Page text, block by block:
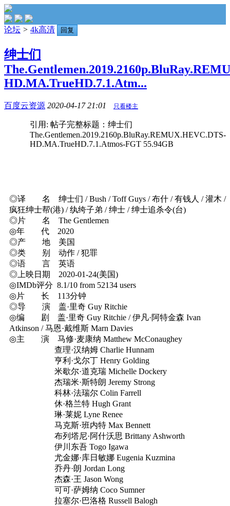
论坛 > 4k高清 回复
绅士们
HD.MA.TrueHD.7.1.Atm...
百度云资源 2020-04-17 21:01 只看楼主
引用: 帖子完整标题：绅士们
The.Gentlemen.2019.2160p.BluRay.REMUX.HEVC.DTS-
HD.MA.TrueHD.7.1.Atmos-FGT 55.94GB
◎译 名 绅士们 / Bush / Toff Guys / 布什 / 有钱人 / 灌木 /
疯狂绅士帮(港) / 纨绔子弟 / 绅士 / 绅士追杀令(台)
◎片 名 The Gentlemen
◎年 代 2020
◎产 地 美国
◎类 别 动作 / 犯罪
◎语 言 英语
◎上映日期 2020-01-24(美国)
◎IMDb评分 8.1/10 from 52134 users
◎片 长 113分钟
◎导 演 盖·里奇 Guy Ritchie
◎编 剧 盖·里奇 Guy Ritchie / 伊凡·阿特金森 Ivan
Atkinson / 马恩·戴维斯 Marn Davies
◎主 演 马修·麦康纳 Matthew McConaughey
查理·汉纳姆 Charlie Hunnam
亨利·戈尔丁 Henry Golding
米歇尔·道克瑞 Michelle Dockery
杰瑞米·斯特朗 Jeremy Strong
科林·法瑞尔 Colin Farrell
休·格兰特 Hugh Grant
琳·莱妮 Lyne Renee
马克斯·班内特 Max Bennett
布列塔尼·阿什沃思 Brittany Ashworth
伊川东吾 Togo Igawa
尤金娜·库日敏娜 Eugenia Kuzmina
乔丹·朗 Jordan Long
杰森·王 Jason Wong
可可·萨姆纳 Coco Sumner
拉塞尔·巴洛格 Russell Balogh